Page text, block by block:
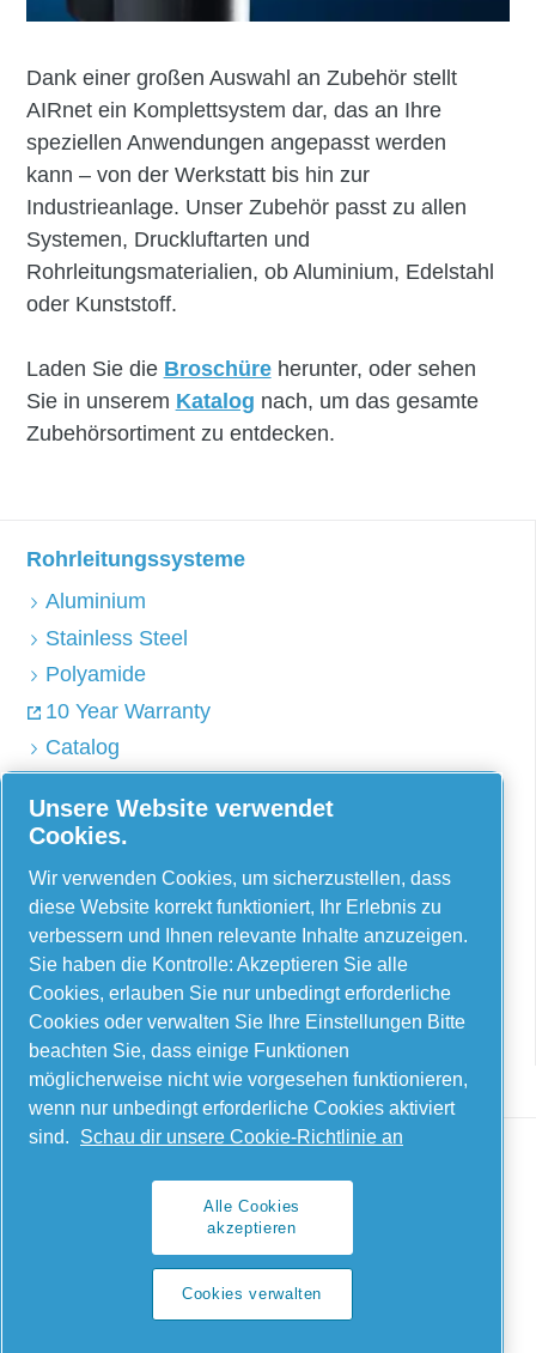
Dank einer großen Auswahl an Zubehör stellt
AIRnet ein Komplettsystem dar, das an Ihre
speziellen Anwendungen angepasst werden
kann – von der Werkstatt bis hin zur
Industrieanlage. Unser Zubehör passt zu allen
Systemen, Druckluftarten und
Rohrleitungsmaterialien, ob Aluminium, Edelstahl
oder Kunststoff.
Laden Sie die Broschüreherunter, oder sehen
Sie in unserem Katalog nach, um das gesamte
Zubehörsortiment zu entdecken.
Rohrleitungssysteme
Aluminium
Stainless Steel
Polyamide
10 Year Warranty
Catalog
Via Selva Maiolo, 5/7 – 36075, Montecchio
Maggiore, Vicenza, Italien
Contact us
Legal & Privacy Notices
Cookies verwalten
Unsere Website verwendet
Cookies.
Wir verwenden Cookies, um sicherzustellen, dass
diese Website korrekt funktioniert, Ihr Erlebnis zu
verbessern und Ihnen relevante Inhalte anzuzeigen.
Sie haben die Kontrolle: Akzeptieren Sie alle
Cookies, erlauben Sie nur unbedingt erforderliche
Cookies oder verwalten Sie Ihre Einstellungen Bitte
beachten Sie, dass einige Funktionen
möglicherweise nicht wie vorgesehen funktionieren,
wenn nur unbedingt erforderliche Cookies aktiviert
sind.
Schau dir unsere Cookie-Richtlinie an
Alle Cookies
akzeptieren
Cookies verwalten